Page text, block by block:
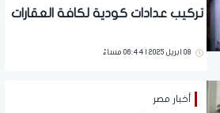
تركيب عدادات كودية لكافة العقارات
08 ابريل 2025 | 06:44 مساءً
أخبار مصر